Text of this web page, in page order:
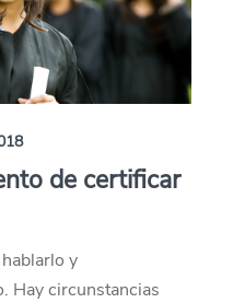
de certificar
y
Hay circunstancias